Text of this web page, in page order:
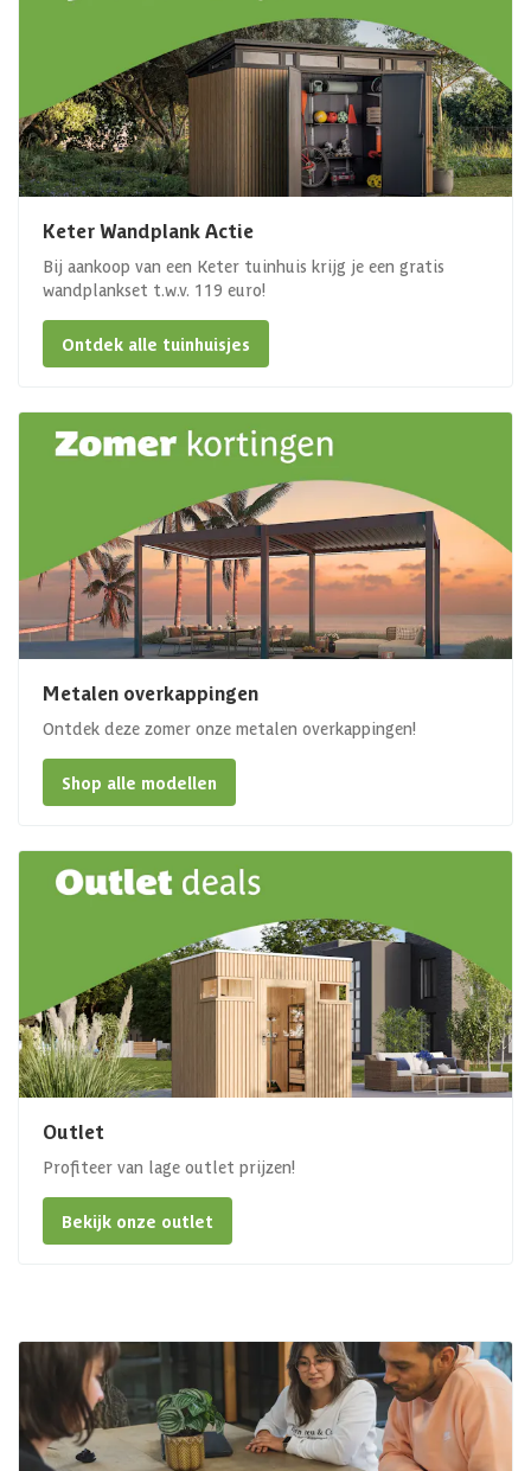
Keter Wandplank Actie
Bij aankoop van een Keter tuinhuis krijg je een gratis
wandplankset t.w.v. 119 euro!
Ontdek alle tuinhuisjes
Metalen overkappingen
Ontdek deze zomer onze metalen overkappingen!
Shop alle modellen
Outlet
Profiteer van lage outlet prijzen!
Bekijk onze outlet